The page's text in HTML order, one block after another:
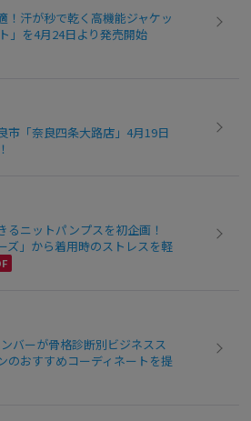
！汗が秒で乾く高機能ジャケッ
」を4月24日より発売開始
市「奈良四条大路店」4月19日
るニットパンプスを初企画！
ズ」から着用時のストレスを軽
ンバーが骨格診断別ビジネスス
のおすすめコーディネートを提